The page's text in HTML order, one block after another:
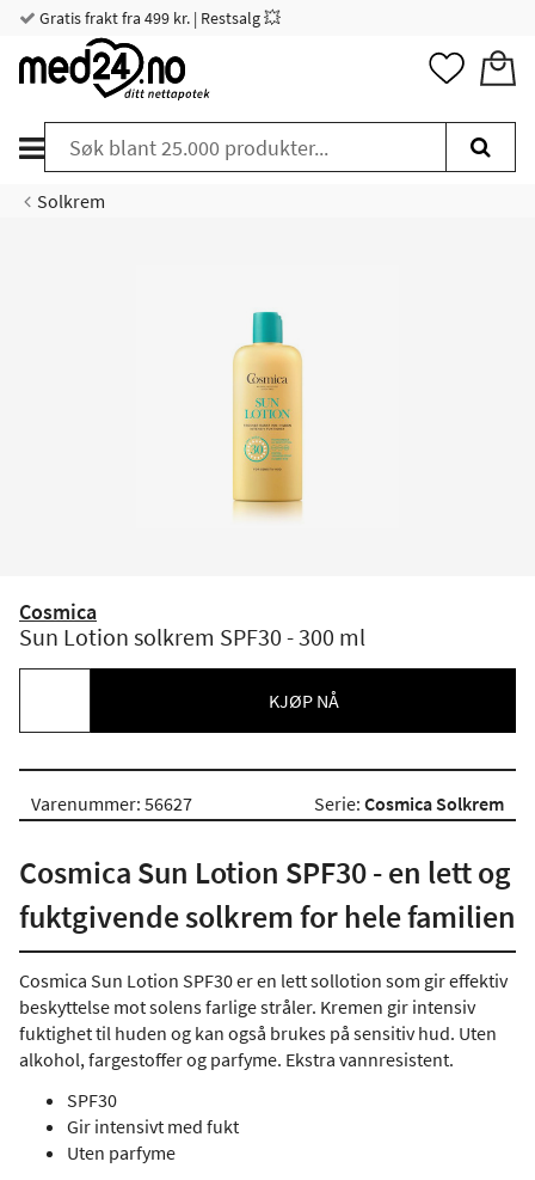
Gratis frakt fra 499 kr. | Restsalg 💥
Solkrem
Cosmica
Sun Lotion solkrem SPF30 - 300 ml
KJØP NÅ
Varenummer: 56627 Serie: Cosmica Solkrem
Cosmica Sun Lotion SPF30 - en lett og
fuktgivende solkrem for hele familien
Cosmica Sun Lotion SPF30 er en lett sollotion som gir effektiv
beskyttelse mot solens farlige stråler. Kremen gir intensiv
fuktighet til huden og kan også brukes på sensitiv hud. Uten
alkohol, fargestoffer og parfyme. Ekstra vannresistent.
SPF30
Gir intensivt med fukt
Uten parfyme